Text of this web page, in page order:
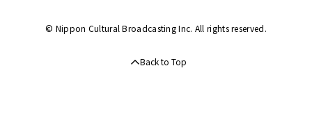
© Nippon Cultural Broadcasting Inc. All rights reserved.
Back to Top